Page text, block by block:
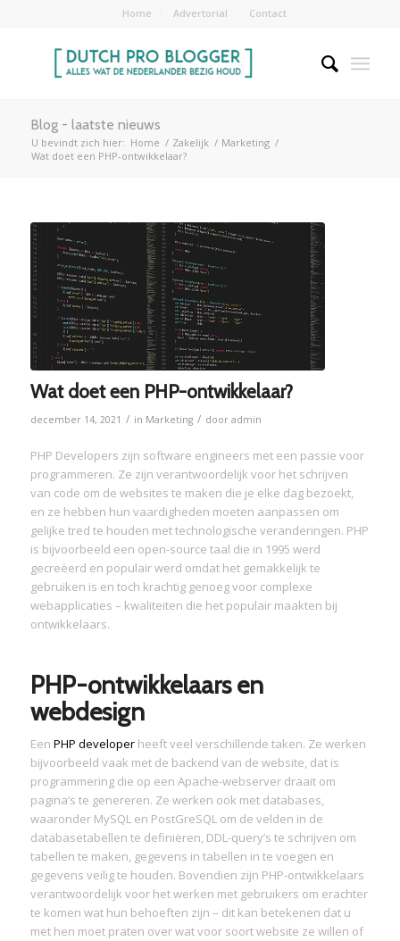
Home Advertorial Contact
Blog - laatste nieuws
U bevindt zich hier: Home / Zakelijk / Marketing /
Wat doet een PHP-ontwikkelaar?
Wat doet een PHP-ontwikkelaar?
december 14, 2021 / in Marketing / door admin
PHP Developers zijn software engineers met een passie voor
programmeren. Ze zijn verantwoordelijk voor het schrijven
van code om de websites te maken die je elke dag bezoekt,
en ze hebben hun vaardigheden moeten aanpassen om
gelijke tred te houden met technologische veranderingen. PHP
is bijvoorbeeld een open-source taal die in 1995 werd
gecreëerd en populair werd omdat het gemakkelijk te
gebruiken is en toch krachtig genoeg voor complexe
webapplicaties – kwaliteiten die het populair maakten bij
ontwikkelaars.
PHP-ontwikkelaars en
webdesign
Een PHP developerheeft veel verschillende taken. Ze werken
bijvoorbeeld vaak met de backend van de website, dat is
programmering die op een Apache-webserver draait om
pagina’s te genereren. Ze werken ook met databases,
waaronder MySQL en PostGreSQL om de velden in de
databasetabellen te definiëren, DDL-query’s te schrijven om
tabellen te maken, gegevens in tabellen in te voegen en
gegevens veilig te houden. Bovendien zijn PHP-ontwikkelaars
verantwoordelijk voor het werken met gebruikers om erachter
te komen wat hun behoeften zijn – dit kan betekenen dat u
met hen moet praten over wat voor soort website ze willen of